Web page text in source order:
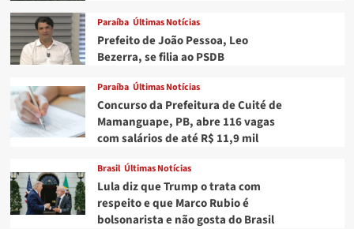
Paraíba Últimas Notícias
Prefeito de João Pessoa, Leo
Bezerra, se filia ao PSDB
Paraíba Últimas Notícias
Concurso da Prefeitura de Cuité de
Mamanguape, PB, abre 116 vagas
com salários de até R$ 11,9 mil
Brasil Últimas Notícias
Lula diz que Trump o trata com
respeito e que Marco Rubio é
bolsonarista e não gosta do Brasil